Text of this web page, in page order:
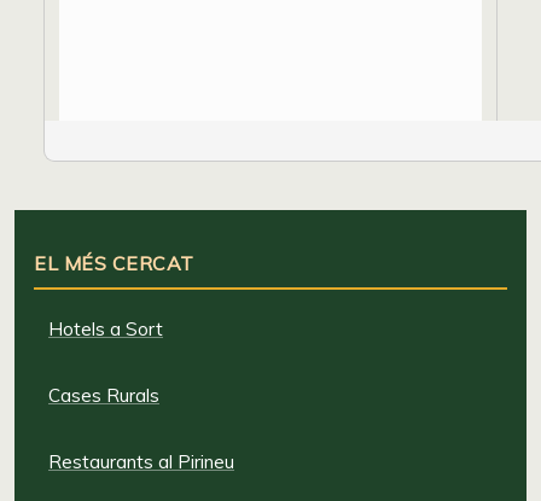
EL MÉS CERCAT
Hotels a Sort
Cases Rurals
Restaurants al Pirineu